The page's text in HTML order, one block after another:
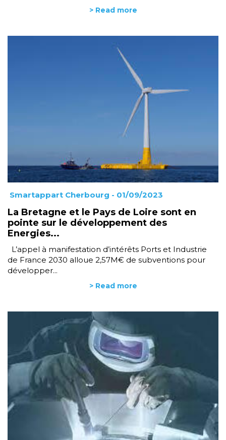
> Read more
Smartappart Cherbourg - 01/09/2023
La Bretagne et le Pays de Loire sont en
pointe sur le développement des
Energies...
L’appel à manifestation d’intérêts Ports et Industrie
de France 2030 alloue 2,57M€ de subventions pour
développer...
> Read more